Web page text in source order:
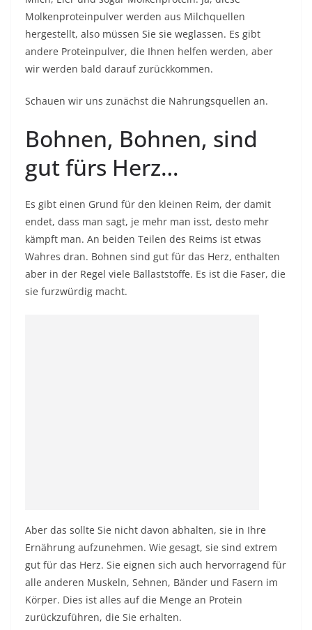
Molkenproteinpulver werden aus Milchquellen
hergestellt, also müssen Sie sie weglassen. Es gibt
andere Proteinpulver, die Ihnen helfen werden, aber
wir werden bald darauf zurückkommen.
Schauen wir uns zunächst die Nahrungsquellen an.
Bohnen, Bohnen, sind
gut fürs Herz…
Es gibt einen Grund für den kleinen Reim, der damit
endet, dass man sagt, je mehr man isst, desto mehr
kämpft man. An beiden Teilen des Reims ist etwas
Wahres dran. Bohnen sind gut für das Herz, enthalten
aber in der Regel viele Ballaststoffe. Es ist die Faser, die
sie furzwürdig macht.
Aber das sollte Sie nicht davon abhalten, sie in Ihre
Ernährung aufzunehmen. Wie gesagt, sie sind extrem
gut für das Herz. Sie eignen sich auch hervorragend für
alle anderen Muskeln, Sehnen, Bänder und Fasern im
Körper. Dies ist alles auf die Menge an Protein
zurückzuführen, die Sie erhalten.